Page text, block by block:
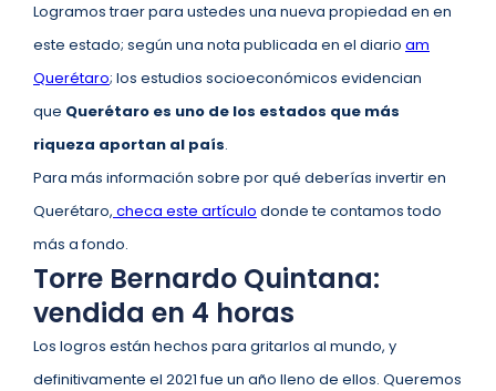
Logramos traer para ustedes una nueva propiedad en en
este estado; según una nota publicada en el diario am
Querétaro; los estudios socioeconómicos evidencian
que Querétaro es uno de los estados que más
riqueza aportan al país.
Para más información sobre por qué deberías invertir en
Querétaro, checa este artículo donde te contamos todo
más a fondo.
Torre Bernardo Quintana:
vendida en 4 horas
Los logros están hechos para gritarlos al mundo, y
definitivamente el 2021 fue un año lleno de ellos. Queremos